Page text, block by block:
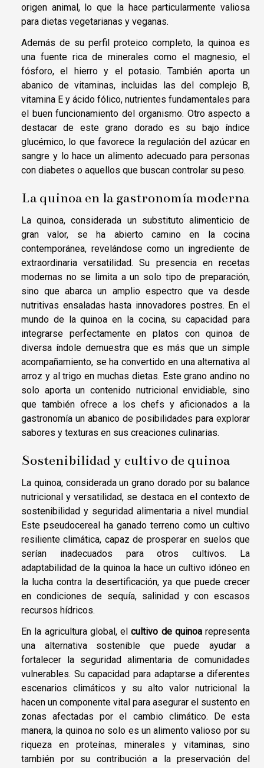
origen animal, lo que la hace particularmente valiosa
para dietas vegetarianas y veganas.
Además de su perfil proteico completo, la quinoa es
una fuente rica de minerales como el magnesio, el
fósforo, el hierro y el potasio. También aporta un
abanico de vitaminas, incluidas las del complejo B,
vitamina E y ácido fólico, nutrientes fundamentales para
el buen funcionamiento del organismo. Otro aspecto a
destacar de este grano dorado es su bajo índice
glucémico, lo que favorece la regulación del azúcar en
sangre y lo hace un alimento adecuado para personas
con diabetes o aquellos que buscan controlar su peso.
La quinoa en la gastronomía moderna
La quinoa, considerada un substituto alimenticio de
gran valor, se ha abierto camino en la cocina
contemporánea, revelándose como un ingrediente de
extraordinaria versatilidad. Su presencia en recetas
modernas no se limita a un solo tipo de preparación,
sino que abarca un amplio espectro que va desde
nutritivas ensaladas hasta innovadores postres. En el
mundo de la quinoa en la cocina, su capacidad para
integrarse perfectamente en platos con quinoa de
diversa índole demuestra que es más que un simple
acompañamiento, se ha convertido en una alternativa al
arroz y al trigo en muchas dietas. Este grano andino no
solo aporta un contenido nutricional envidiable, sino
que también ofrece a los chefs y aficionados a la
gastronomía un abanico de posibilidades para explorar
sabores y texturas en sus creaciones culinarias.
Sostenibilidad y cultivo de quinoa
La quinoa, considerada un grano dorado por su balance
nutricional y versatilidad, se destaca en el contexto de
sostenibilidad y seguridad alimentaria a nivel mundial.
Este pseudocereal ha ganado terreno como un cultivo
resiliente climática, capaz de prosperar en suelos que
serían inadecuados para otros cultivos. La
adaptabilidad de la quinoa la hace un cultivo idóneo en
la lucha contra la desertificación, ya que puede crecer
en condiciones de sequía, salinidad y con escasos
recursos hídricos.
En la agricultura global, elcultivo de quinoarepresenta
una alternativa sostenible que puede ayudar a
fortalecer la seguridad alimentaria de comunidades
vulnerables. Su capacidad para adaptarse a diferentes
escenarios climáticos y su alto valor nutricional la
hacen un componente vital para asegurar el sustento en
zonas afectadas por el cambio climático. De esta
manera, la quinoa no solo es un alimento valioso por su
riqueza en proteínas, minerales y vitaminas, sino
también por su contribución a la preservación del